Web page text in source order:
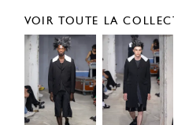
VOIR TOUTE LA